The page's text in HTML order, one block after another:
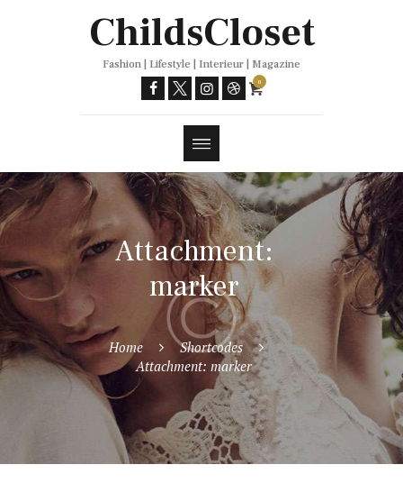
ChildsCloset
Fashion | Lifestyle | Interieur | Magazine
0
Attachment:
marker
Home
Shortcodes
Attachment: marker